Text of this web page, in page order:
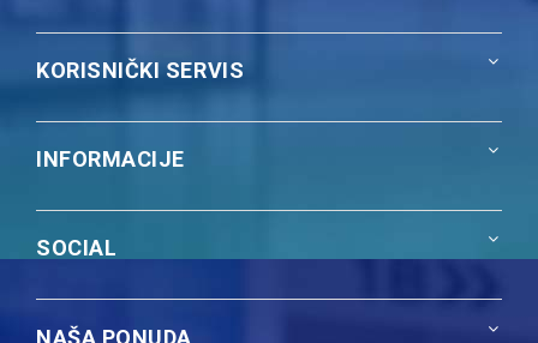
KORISNIČKI SERVIS
INFORMACIJE
SOCIAL
NAŠA PONUDA